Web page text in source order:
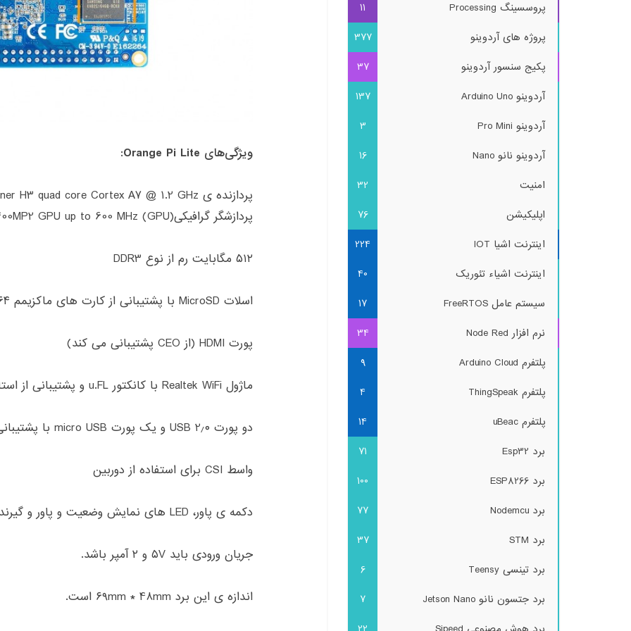
ویژگی‌های Orange Pi Lite:
پردازنده ی H3 quad core Cortex A7 @ 1.2 GHz
پردازشگر گرافیکی(GPU) ARM Mali-400MP2 GPU up to 600 MHz
۵۱۲ مگابایت رم از نوع DDR3
اسلات MicroSD با پشتیبانی از کارت های ماکزیمم ۶۴ گیگابایتی
پورت HDMI ( از CEO پشتیبانی می کند)
ماژول Realtek WiFi با کانکتور u.FL و پشتیبانی از
دو پورت USB 2٫۰ و یک پورت micro USB با
واسط CSI برای استفاده از دوربین
دکمه ی پاور، LED های نمایش وضعیت و پاور و
جریان ورودی باید ۵V و ۲ آمپر باشد .
اندازه ی این برد ۶۹mm * 48mm است.
پروسسینگ Processing
11
پروژه های آردوینو
377
پکیج سنسور آردوینو
37
آردوینو Arduino Uno
137
آردوینو Pro Mini
3
آردوینو نانو Nano
16
امنیت
32
اپلیکیشن
76
اینترنت اشیا IOT
224
اینترنت اشیاء تئوریک
40
سیستم عامل FreeRTOS
17
نرم افزار Node Red
34
پلتفرم Arduino Cloud
9
پلتفرم ThingSpeak
4
پلتفرم uBeac
14
برد Esp32
71
برد ESP8266
100
برد Nodemcu
77
برد STM
37
برد تینسی Teensy
6
برد جتسون نانو Jetson Nano
7